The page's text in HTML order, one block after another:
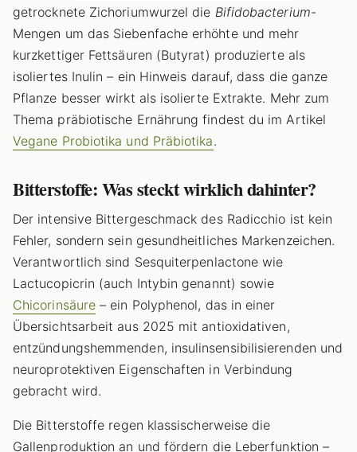
getrocknete Zichoriumwurzel die Bifidobacterium-
Mengen um das Siebenfache erhöhte und mehr
kurzkettiger Fettsäuren (Butyrat) produzierte als
isoliertes Inulin – ein Hinweis darauf, dass die ganze
Pflanze besser wirkt als isolierte Extrakte. Mehr zum
Thema präbiotische Ernährung findest du im Artikel
Vegane Probiotika und Präbiotika.
Bitterstoffe: Was steckt wirklich dahinter?
Der intensive Bittergeschmack des Radicchio ist kein
Fehler, sondern sein gesundheitliches Markenzeichen.
Verantwortlich sind Sesquiterpenlactone wie
Lactucopicrin (auch Intybin genannt) sowie
Chicorinsäure – ein Polyphenol, das in einer
Übersichtsarbeit aus 2025 mit antioxidativen,
entzündungshemmenden, insulinsensibilisierenden und
neuroprotektiven Eigenschaften in Verbindung
gebracht wird.
Die Bitterstoffe regen klassischerweise die
Gallenproduktion an und fördern die Leberfunktion –